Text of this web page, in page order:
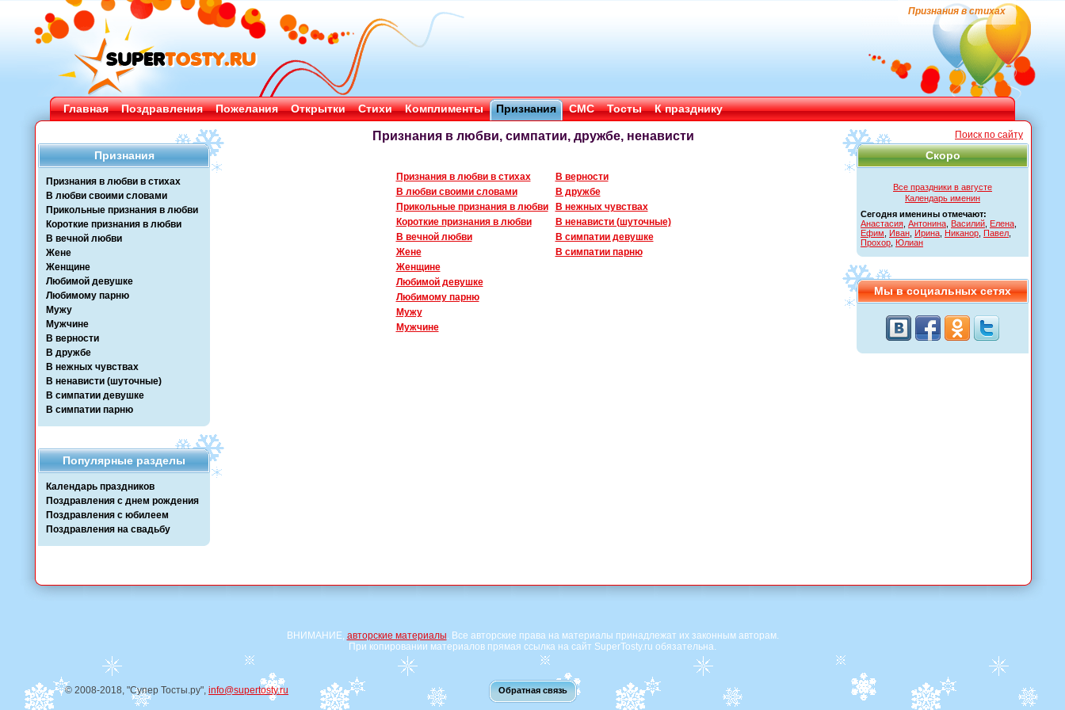
Признания в стихах
Главная Поздравления Пожелания Открытки Стихи Комплименты Признания СМС Тосты К празднику
Признания
Признания в любви в стихах
В любви своими словами
Прикольные признания в любви
Короткие признания в любви
В вечной любви
Жене
Женщине
Любимой девушке
Любимому парню
Мужу
Мужчине
В верности
В дружбе
В нежных чувствах
В ненависти (шуточные)
В симпатии девушке
В симпатии парню
Популярные разделы
Календарь праздников
Поздравления с днем рождения
Поздравления с юбилеем
Поздравления на свадьбу
Поиск по сайту
Скоро
Все праздники в августе
Календарь именин
Сегодня именины отмечают:
Анастасия Антонина Василий Елена
Ефим
Иван Ирина Никанор Павел
Прохор Юлиан
Мы в социальных сетях
Признания в любви, симпатии, дружбе, ненависти
Признания в любви в стихах
В любви своими словами
Прикольные признания в любви
Короткие признания в любви
В вечной любви
Жене
Женщине
Любимой девушке
Любимому парню
Мужу
Мужчине
В верности
В дружбе
В нежных чувствах
В ненависти (шуточные)
В симпатии девушке
В симпатии парню
ВНИМАНИЕ, авторские материалы. Все авторские права на материалы принадлежат их законным авторам.
При копировании материалов прямая ссылка на сайт SuperTosty.ru обязательна.
© 2008-2018, "Супер Тосты.ру", info@supertosty.ru Обратная связь